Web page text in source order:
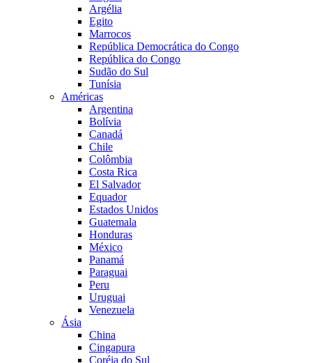
Argélia
Egito
Marrocos
República Democrática do Congo
República do Congo
Sudão do Sul
Tunísia
Américas
Argentina
Bolívia
Canadá
Chile
Colômbia
Costa Rica
El Salvador
Equador
Estados Unidos
Guatemala
Honduras
México
Panamá
Paraguai
Peru
Uruguai
Venezuela
Ásia
China
Cingapura
Coréia do Sul